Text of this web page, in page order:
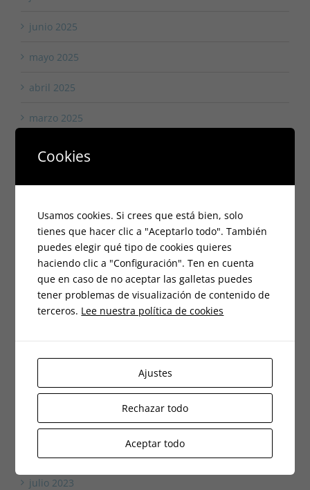
junio 2025
mayo 2025
abril 2025
marzo 2025
febrero 2025
septiembre 2024
agosto 2024
julio 2024
abril 2024
marzo 2024
diciembre 2023
julio 2023
Cookies
Usamos cookies. Si crees que está bien, solo
tienes que hacer clic a "Aceptarlo todo". También
puedes elegir qué tipo de cookies quieres
haciendo clic a "Configuración". Ten en cuenta
que en caso de no aceptar las galletas puedes
tener problemas de visualización de contenido de
terceros. Lee nuestra política de cookies
Ajustes
Rechazar todo
Aceptar todo